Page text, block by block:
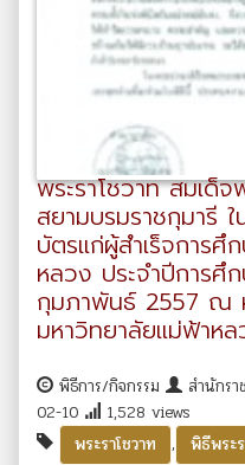
พระราโชวาท สมเด็
สยามบรมราชกุมารี
บัตรแก่ผู้สำเร็จการศึ
หลวง ประจำปีการศึ
กุมภาพันธ์ 2557 ณ
มหาวิทยาลัยแม่ฟ้าห
พิธีการ/กิจกรรม สำนักรา
02-10
1,528 views
พระราโชวาท
, พิธีพระ